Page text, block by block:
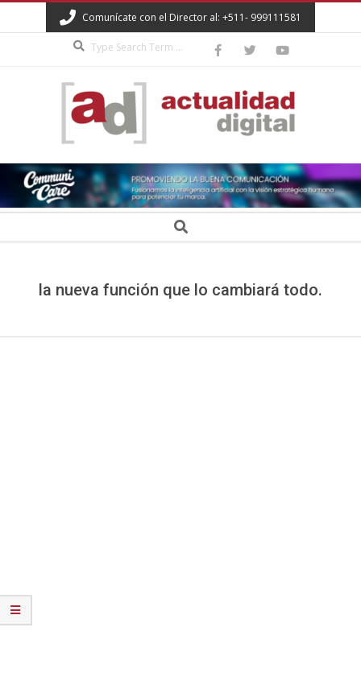
to
Comunícate con el Director al: +511- 999111581
ACTUALIDAD
DIGITAL Search
la nueva función que lo cambiará todo.